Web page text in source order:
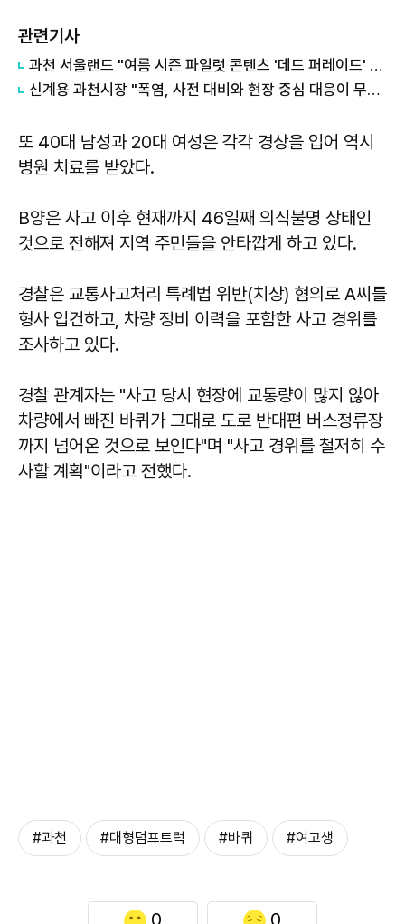
관련기사
과천 서울랜드 "여름 시즌 파일럿 콘텐츠 '데드 퍼레이드' 공개"
신계용 과천시장 "폭염, 사전 대비와 현장 중심 대응이 무엇보다 중요"
또 40대 남성과 20대 여성은 각각 경상을 입어 역시
병원 치료를 받았다.
B양은 사고 이후 현재까지 46일째 의식불명 상태인
것으로 전해져 지역 주민들을 안타깝게 하고 있다.
경찰은 교통사고처리 특례법 위반(치상) 혐의로 A씨를
형사 입건하고, 차량 정비 이력을 포함한 사고 경위를
조사하고 있다.
경찰 관계자는 "사고 당시 현장에 교통량이 많지 않아
차량에서 빠진 바퀴가 그대로 도로 반대편 버스정류장
까지 넘어온 것으로 보인다"며 "사고 경위를 철저히 수
사할 계획"이라고 전했다.
#과천 #대형덤프트럭 #바퀴 #여고생